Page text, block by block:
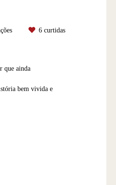
6 curtidas
que ainda
bem vivida e